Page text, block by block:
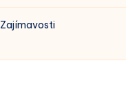
Zajímavosti